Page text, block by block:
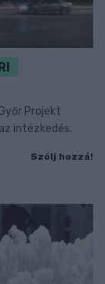
Projekt
intézkedés.
Szólj hozzá!